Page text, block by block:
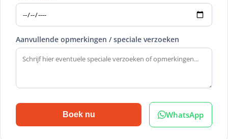
Aanvullende opmerkingen / speciale verzoeken
Boek nu WhatsApp